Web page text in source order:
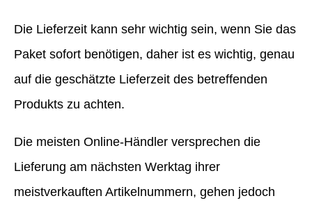
Die Lieferzeit kann sehr wichtig sein, wenn Sie das
Paket sofort benötigen, daher ist es wichtig, genau
auf die geschätzte Lieferzeit des betreffenden
Produkts zu achten.
Die meisten Online-Händler versprechen die
Lieferung am nächsten Werktag ihrer
meistverkauften Artikelnummern, gehen jedoch